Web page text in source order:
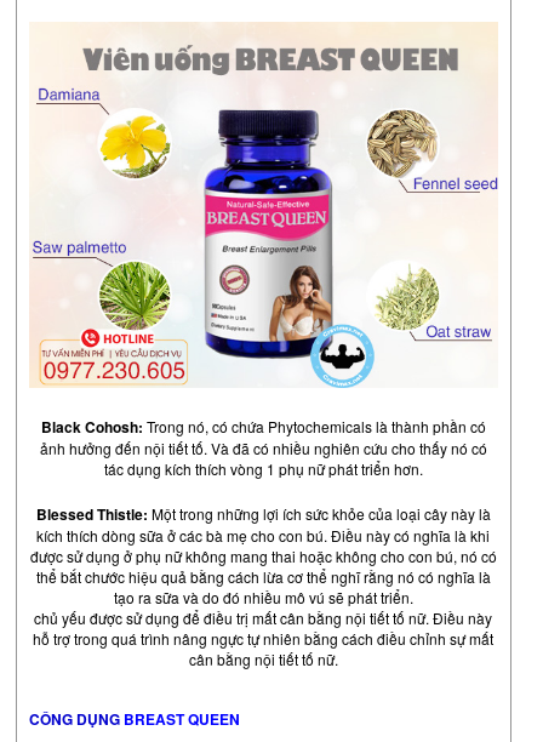
Black Cohosh: Trong nó, có chứa Phytochemicals là thành phần có
ảnh hưởng đến nội tiết tố. Và đã có nhiều nghiên cứu cho thấy nó có
tác dụng kích thích vòng 1 phụ nữ phát triển hơn.
Blessed Thistle: Một trong những lợi ích sức khỏe của loại cây này là
kích thích dòng sữa ở các bà mẹ cho con bú. Điều này có nghĩa là khi
được sử dụng ở phụ nữ không mang thai hoặc không cho con bú, nó có
thể bắt chước hiệu quả bằng cách lừa cơ thể nghĩ rằng nó có nghĩa là
tạo ra sữa và do đó nhiều mô vú sẽ phát triển.
chủ yếu được sử dụng để điều trị mất cân bằng nội tiết tố nữ. Điều này
hỗ trợ trong quá trình nâng ngực tự nhiên bằng cách điều chỉnh sự mất
cân bằng nội tiết tố nữ.
CÔNG DỤNG BREAST QUEEN